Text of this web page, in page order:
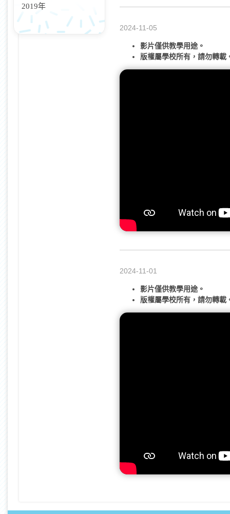
2019年
2024-11-05
影片僅供教學用途。
版權屬學校所有，請勿轉載
2024-11-01
影片僅供教學用途。
版權屬學校所有，請勿轉載